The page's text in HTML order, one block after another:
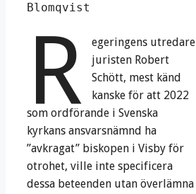
Blomqvist
R
egeringens utredare
juristen Robert
Schött, mest känd
kanske för att 2022
som ordförande i Svenska
kyrkans ansvarsnämnd ha
”avkragat” biskopen i Visby för
otrohet, ville inte specificera
dessa beteenden utan överlämna